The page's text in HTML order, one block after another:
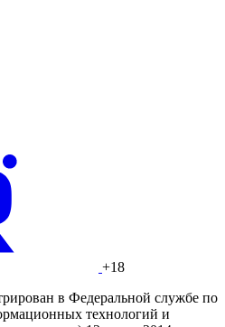
+18
в Федеральной службе по
технологий и